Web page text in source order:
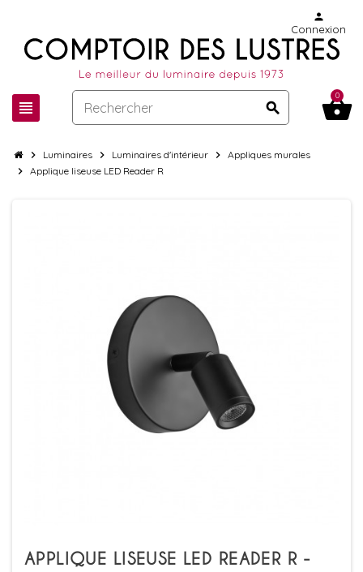
view_headline search
person
Connexion
shopping_basket
0
chevron_right Luminaires chevron_right Luminaires d'intérieur chevron_right Appliques murales
chevron_right Applique liseuse LED Reader R
APPLIQUE LISEUSE LED READER R -